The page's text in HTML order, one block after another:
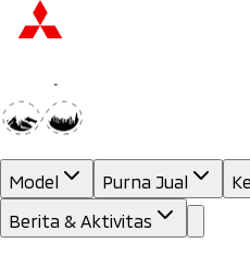
Model Purna Jual
Berita & Aktivitas